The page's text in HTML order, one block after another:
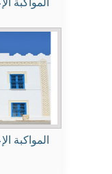
المواكبة